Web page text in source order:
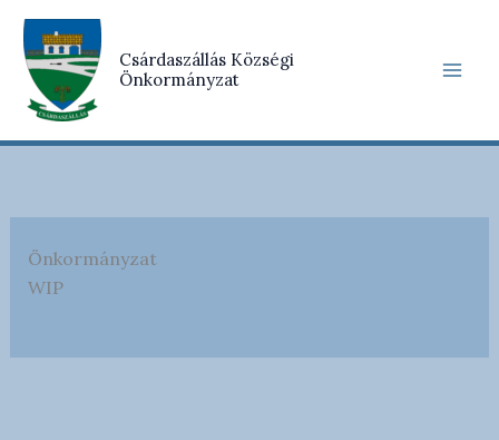
Skip
content
Csárdaszállás Községi
Önkormányzat
Önkormányzat
WIP